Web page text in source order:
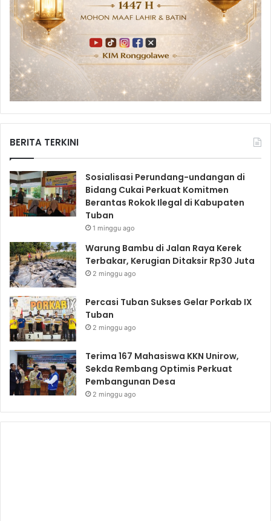
BERITA TERKINI
Sosialisasi Perundang-undangan di
Bidang Cukai Perkuat Komitmen
Berantas Rokok Ilegal di Kabupaten
Tuban
1 minggu ago
Warung Bambu di Jalan Raya Kerek
Terbakar, Kerugian Ditaksir Rp30 Juta
2 minggu ago
Percasi Tuban Sukses Gelar Porkab IX
Tuban
2 minggu ago
Terima 167 Mahasiswa KKN Unirow,
Sekda Rembang Optimis Perkuat
Pembangunan Desa
2 minggu ago